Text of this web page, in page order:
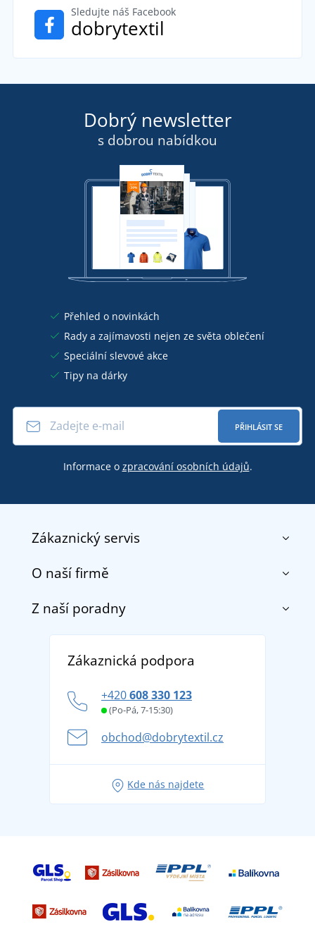
Sledujte náš Facebook
dobrytextil
Dobrý newsletter
s dobrou nabídkou
Přehled o novinkách
Rady a zajímavosti nejen ze světa oblečení
Speciální slevové akce
Tipy na dárky
PŘIHLÁSIT SE
Informace o zpracování osobních údajů.
Zákaznický servis
Kontakt
Doprava a platba
Vrácení zboží a reklamace
Potisk a výšivka
Věrnostní program BONTIS +
O naší firmě
O nás
Z naší poradny
tradicí od roku 1976
Letní dobrodružství začíná balením aneb připravte
se na dovolenou bez starostí
Tipy na svěží outfity pro pohodové léto
Zákaznická podpora
+420608 330 123
(Po-Pá, 7-15:30)
obchod@dobrytextil.cz
Kde nás najdete